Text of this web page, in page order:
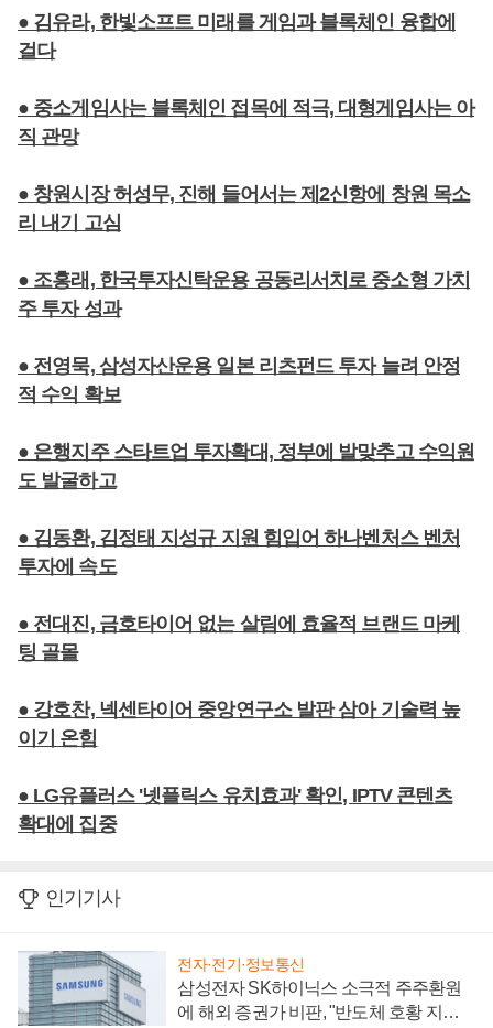
● 김유라, 한빛소프트 미래를 게임과 블록체인 융합에
걸다
● 중소게임사는 블록체인 접목에 적극, 대형게임사는 아
직 관망
● 창원시장 허성무, 진해 들어서는 제2신항에 창원 목소
리 내기 고심
● 조홍래, 한국투자신탁운용 공동리서치로 중소형 가치
주 투자 성과
● 전영묵, 삼성자산운용 일본 리츠펀드 투자 늘려 안정
적 수익 확보
● 은행지주 스타트업 투자확대, 정부에 발맞추고 수익원
도 발굴하고
● 김동환, 김정태 지성규 지원 힘입어 하나벤처스 벤처
투자에 속도
● 전대진, 금호타이어 없는 살림에 효율적 브랜드 마케
팅 골몰
● 강호찬, 넥센타이어 중앙연구소 발판 삼아 기술력 높
이기 온힘
● LG유플러스 '넷플릭스 유치효과' 확인, IPTV 콘텐츠
확대에 집중
인기기사
전자·전기·정보통신
삼성전자 SK하이닉스 소극적 주주환원
에 해외 증권가 비판, "반도체 호황 지속